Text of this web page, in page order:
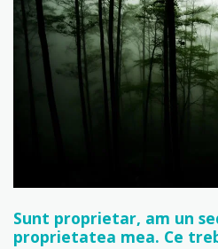
Sunt proprietar, am un
proprietatea mea. Ce